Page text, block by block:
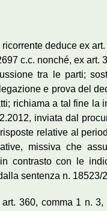
deduce ex
c.c. nonché, ex art.
tra le parti;
e prova del
richiama a tal fine la
inviata dal
relative al
missiva che
contrasto con le
sentenza n. 18523/
360, comma 1 n.